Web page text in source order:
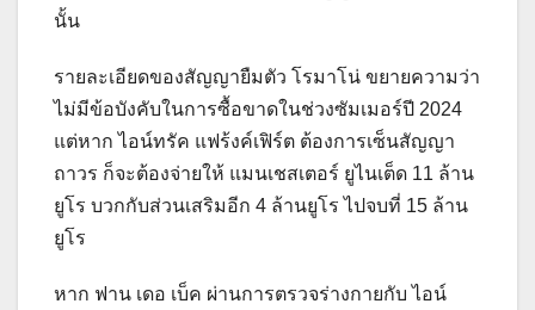
นั้น
รายละเอียดของสัญญายืมตัว โรมาโน่ ขยายความว่า
ไม่มีข้อบังคับในการซื้อขาดในช่วงซัมเมอร์ปี 2024
แต่หาก ไอน์ทรัค แฟร้งค์เฟิร์ต ต้องการเซ็นสัญญา
ถาวร ก็จะต้องจ่ายให้ แมนเชสเตอร์ ยูไนเต็ด 11 ล้าน
ยูโร บวกกับส่วนเสริมอีก 4 ล้านยูโร ไปจบที่ 15 ล้าน
ยูโร
หาก ฟาน เดอ เบ็ค ผ่านการตรวจร่างกายกับ ไอน์